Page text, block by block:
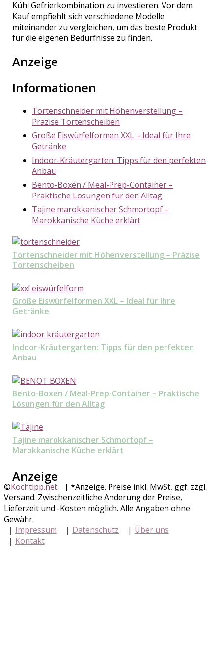
Kühl Gefrierkombination zu investieren. Vor dem
Kauf empfiehlt sich verschiedene Modelle
miteinander zu vergleichen, um das beste Produkt
für die eigenen Bedürfnisse zu finden.
Anzeige
Informationen
Tortenschneider mit Höhenverstellung –
Präzise Tortenscheiben
Große Eiswürfelformen XXL – Ideal für Ihre
Getränke
Indoor-Kräutergarten: Tipps für den perfekten
Anbau
Bento-Boxen / Meal-Prep-Container –
Praktische Lösungen für den Alltag
Tajine marokkanischer Schmortopf –
Marokkanische Küche erklärt
Tortenschneider mit Höhenverstellung – Präzise
Tortenscheiben
Große Eiswürfelformen XXL – Ideal für Ihre
Getränke
Indoor-Kräutergarten: Tipps für den perfekten
Anbau
Bento-Boxen / Meal-Prep-Container – Praktische
Lösungen für den Alltag
Tajine marokkanischer Schmortopf –
Marokkanische Küche erklärt
Anzeige
©Kochtipp.net
| *Anzeige. Preise inkl. MwSt, ggf. zzgl.
Versand. Zwischenzeitliche Änderung der Preise,
Lieferzeit und -Kosten möglich. Alle Angaben ohne
Gewähr.
Impressum
Datenschutz
Über uns
Kontakt